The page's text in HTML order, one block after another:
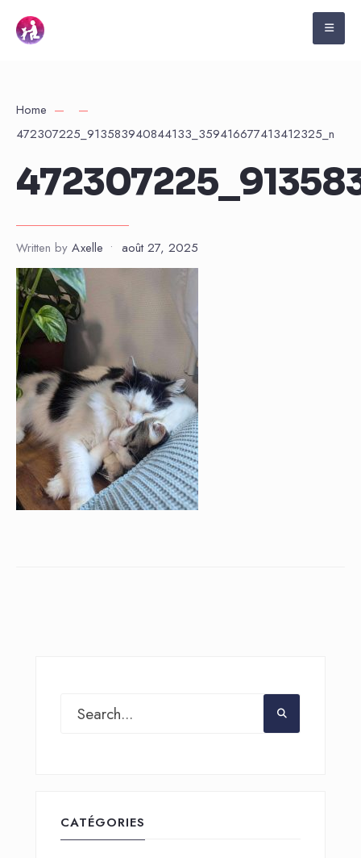
Home
472307225_913583940844133_359416677413412325_n
Written by Axelle • août 27, 2025
CATÉGORIES